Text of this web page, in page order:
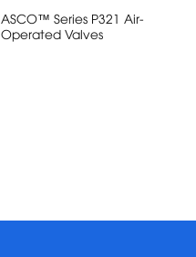
ASCO™ Series P321 Air-
Operated Valves